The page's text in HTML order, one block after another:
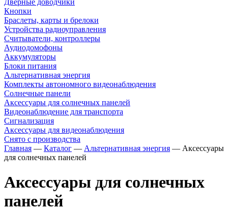
Дверные доводчики
Кнопки
Браслеты, карты и брелоки
Устройства радиоуправления
Считыватели, контроллеры
Аудиодомофоны
Аккумуляторы
Блоки питания
Альтернативная энергия
Комплекты автономного видеонаблюдения
Солнечные панели
Аксессуары для солнечных панелей
Видеонаблюдение для транспорта
Сигнализация
Аксессуары для видеонаблюдения
Снято с производства
Главная — Каталог — Альтернативная энергия — Аксессуары
для солнечных панелей
Аксессуары для солнечных
панелей